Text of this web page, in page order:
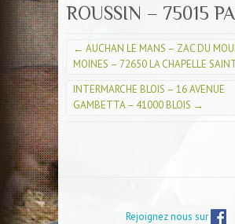
ROUSSIN – 75015
← AUCHAN LE MANS – ZAC DU
MOINES – 72650 LA CHAPELLE
INTERMARCHE BLOIS – 16 AVENUE
GAMBETTA – 41000 BLOIS →
Rejoignez nous sur